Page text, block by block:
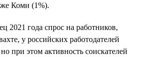
Коми (1%).
2021 года спрос на работников,
у российских работодателей
при этом активность соискателей